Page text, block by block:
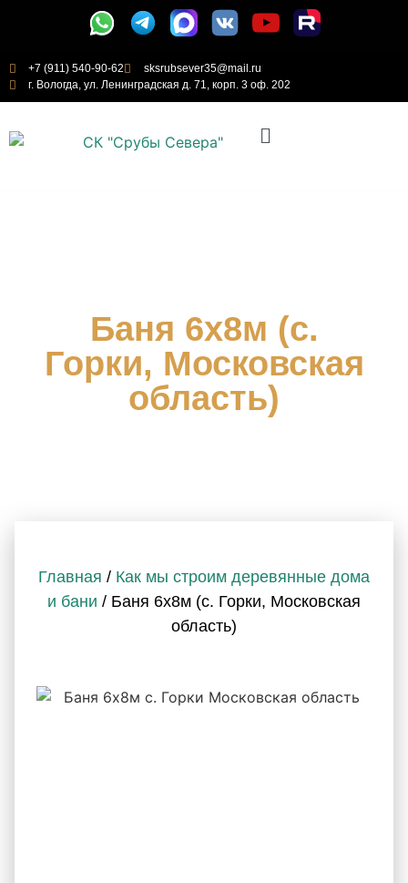
+7 (911) 540-90-62
sksrubsever35@mail.ru
г. Вологда, ул. Ленинградская д. 71, корп. 3 оф. 202
Баня 6х8м (с.
Горки, Московская
область)
Главная / Как мы строим деревянные дома
и бани / Баня 6х8м (с. Горки, Московская
область)